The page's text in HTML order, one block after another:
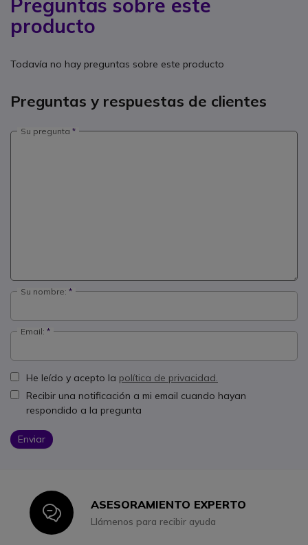
Preguntas sobre este
producto
Todavía no hay preguntas sobre este producto
Preguntas y respuestas de clientes
Su pregunta
Su nombre:
Email:
He leído y acepto la política de privacidad.
Recibir una notificación a mi email cuando hayan
respondido a la pregunta
Enviar
IconASESORAMIENTO EXPERTO
Llámenos para recibir ayuda